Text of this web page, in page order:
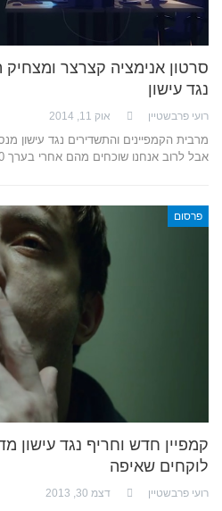
סרטון אנימציה קצרצר
נגד עישון
רועי פרבשטיין אוק 11, 2014
מרבית הקמפיינים והתשדירים נגד עישון
אבל לרוב אנחנו שוכחים מהם אחרי בערך 30 שניות.…
פרסום
קמפיין חדש וחריף נגד עישון
לוקחים שאיפה
רועי פרבשטיין דצמ 30, 2013